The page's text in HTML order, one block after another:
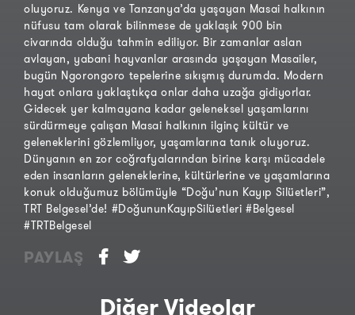
oluyoruz. Kenya ve Tanzanya’da yaşayan Masai halkının
nüfusu tam olarak bilinmese de yaklaşık 900 bin
civarında olduğu tahmin ediliyor. Bir zamanlar aslan
avlayan, yabani hayvanlar arasında yaşayan Masailer,
bugün Ngorongoro tepelerine sıkışmış durumda. Modern
hayat onlara yaklaştıkça onlar daha uzağa gidiyorlar.
Gidecek yer kalmayana kadar geleneksel yaşamlarını
sürdürmeye çalışan Masai halkının ilginç kültür ve
geleneklerini gözlemliyor, yaşamlarına tanık oluyoruz.
Dünyanın en zor coğrafyalarından birine karşı mücadele
eden insanların geleneklerine, kültürlerine ve yaşamlarına
konuk olduğumuz bölümüyle “Doğu’nun Kayıp Silüetleri”,
TRT Belgesel’de! #DoğununKayıpSilüetleri #Belgesel
#TRTBelgesel
PAYLAŞ
Diğer Videolar